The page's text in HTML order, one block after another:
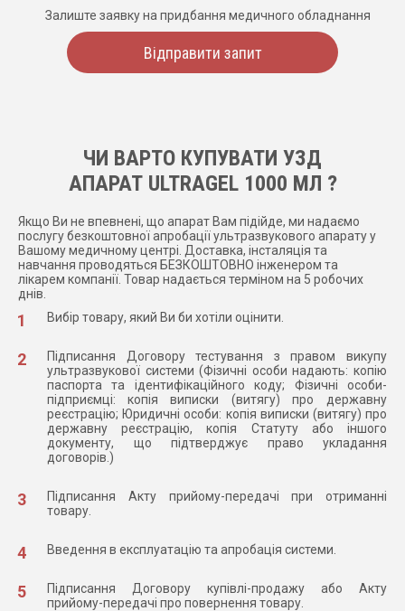
Залиште заявку на придбання медичного обладнання
Відправити запит
ЧИ ВАРТО КУПУВАТИ УЗД
АПАРАТ ULTRAGEL 1000 МЛ ?
Якщо Ви не впевнені, що апарат Вам підійде, ми надаємо
послугу безкоштовної апробації ультразвукового апарату у
Вашому медичному центрі. Доставка, інсталяція та
навчання проводяться БЕЗКОШТОВНО інженером та
лікарем компанії. Товар надається терміном на 5 робочих
днів.
Вибір товару, який Ви би хотіли оцінити.
Підписання Договору тестування з правом викупу
ультразвукової системи (Фізичні особи надають: копію
паспорта та ідентифікаційного коду; Фізичні особи-
підприємці: копія виписки (витягу) про державну
реєстрацію; Юридичні особи: копія виписки (витягу) про
державну реєстрацію, копія Статуту або іншого
документу, що підтверджує право укладання
договорів.)
Підписання Акту прийому-передачі при отриманні
товару.
Введення в експлуатацію та апробація системи.
Підписання Договору купівлі-продажу або Акту
прийому-передачі про повернення товару.